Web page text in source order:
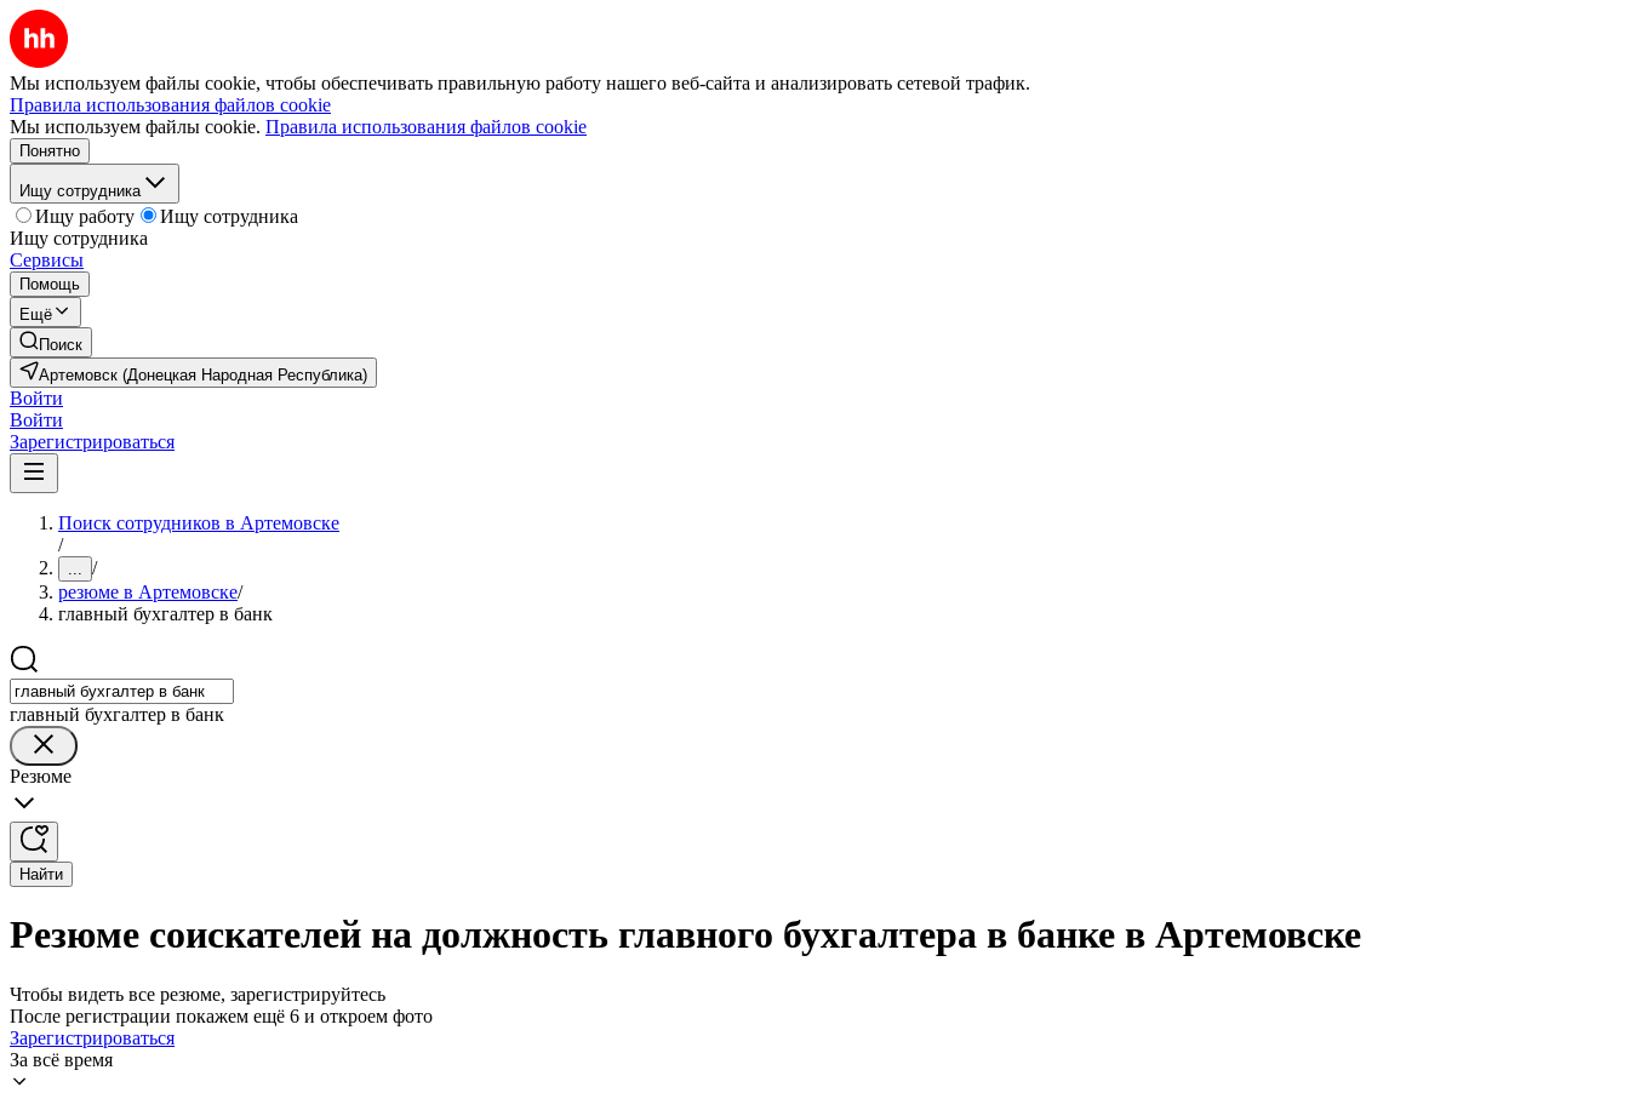
Мы используем файлы cookie, чтобы обеспечивать правильную работу нашего веб-сайта и анализировать сетевой трафик.
Правила использования файлов cookie
Мы используем файлы cookie. Правила использования файлов cookie
Понятно
Ищу сотрудника
Ищу работу
Ищу сотрудника
Ищу сотрудника
Сервисы
Помощь
Ещё
Поиск
Артемовск (Донецкая Народная Республика)
Войти
Войти
Зарегистрироваться
Поиск сотрудников в Артемовске
/
... /
резюме в Артемовске/
главный бухгалтер в банк
главный бухгалтер в банк
Резюме
Найти
Резюме соискателей на должность главного бухгалтера в банке в Артемовске
Чтобы видеть все резюме, зарегистрируйтесь
После регистрации покажем ещё 6 и откроем фото
Зарегистрироваться
За всё время